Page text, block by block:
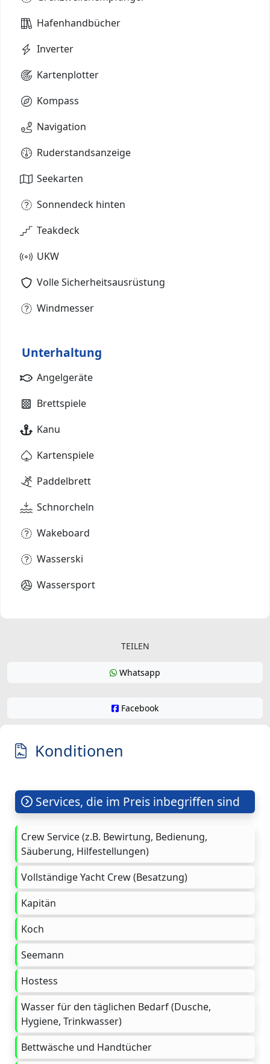
Hafenhandbücher
Inverter
Kartenplotter
Kompass
Navigation
Ruderstandsanzeige
Seekarten
Sonnendeck hinten
Teakdeck
UKW
Volle Sicherheitsausrüstung
Windmesser
Unterhaltung
Angelgeräte
Brettspiele
Kanu
Kartenspiele
Paddelbrett
Schnorcheln
Wakeboard
Wasserski
Wassersport
TEILEN
Whatsapp
Facebook
Konditionen
Services, die im Preis inbegriffen sind
Crew Service (z.B. Bewirtung, Bedienung,
Säuberung, Hilfestellungen)
Vollständige Yacht Crew (Besatzung)
Kapitän
Koch
Seemann
Hostess
Wasser für den täglichen Bedarf (Dusche,
Hygiene, Trinkwasser)
Bettwäsche und Handtücher